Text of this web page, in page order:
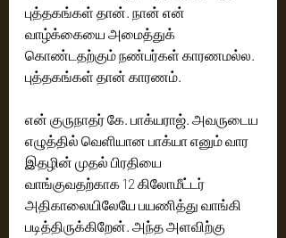
புத்தகங்கள் தான். நான் என்
வாழ்க்கையை அமைத்துக்
கொண்டதற்கும் நண்பர்கள் காரணமல்ல.
புத்தகங்கள் தான் காரணம்.
என் குருநாதர் கே. பாக்யராஜ். அவருடைய
எழுத்தில் வெளியான பாக்யா எனும் வார
இதழின் முதல் பிரதியை
வாங்குவதற்காக 12 கிலோமீட்டர்
அதிகாலையிலேயே பயணித்து வாங்கி
படித்திருக்கிறேன். அந்த அளவிற்கு